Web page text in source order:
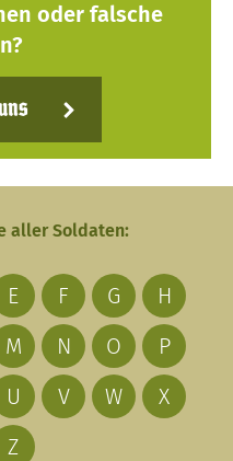
oder falsche
aller Soldaten:
E F G
H
M N O
P
U V W
X
Z